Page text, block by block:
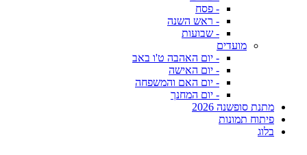
- פסח
- ראש השנה
- שבועות
מועדים
- יום האהבה ט'ו באב
- יום האישה
- יום האם והמשפחה
- יום המחנך
מתנת סופשנה 2026
פיתוח תמונות
בלוג